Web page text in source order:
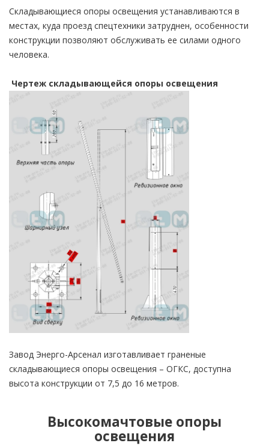
Складывающиеся опоры освещения устанавливаются в
местах, куда проезд спецтехники затруднен, особенности
конструкции позволяют обслуживать ее силами одного
человека.
Чертеж складывающейся опоры освещения
Завод Энерго-Арсенал изготавливает граненые
складывающиеся опоры освещения – ОГКС, доступна
высота конструкции от 7,5 до 16 метров.
Высокомачтовые опоры
освещения